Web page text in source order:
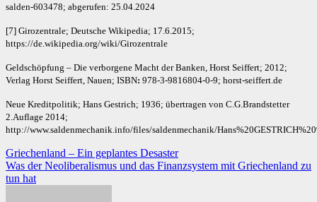
salden-603478; abgerufen: 25.04.2024
[7] Girozentrale; Deutsche Wikipedia; 17.6.2015;
https://de.wikipedia.org/wiki/Girozentrale
Geldschöpfung – Die verborgene Macht der Banken, Horst Seiffert; 2012;
Verlag Horst Seiffert, Nauen; ISBN: 978-3-9816804-0-9; horst-seiffert.de
Neue Kreditpolitik; Hans Gestrich; 1936; übertragen von C.G.Brandstetter
2.Auflage 2014;
http://www.saldenmechanik.info/files/saldenmechanik/
Beitragsnavigation
Griechenland – Ein geplantes Desaster
Was der Neoliberalismus und das Finanzsystem mit Griechenland zu
tun hat